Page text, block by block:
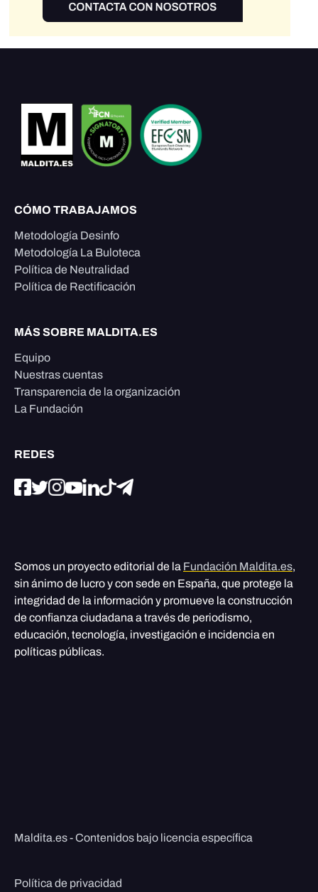
CÓMO TRABAJAMOS
Metodología Desinfo
Metodología La Buloteca
Política de Neutralidad
Política de Rectificación
MÁS SOBRE MALDITA.ES
Equipo
Nuestras cuentas
Transparencia de la organización
La Fundación
REDES
Somos un proyecto editorial de la Fundación Maldita.es,
sin ánimo de lucro y con sede en España, que protege la
integridad de la información y promueve la construcción
de confianza ciudadana a través de periodismo,
educación, tecnología, investigación e incidencia en
políticas públicas.
Maldita.es - Contenidos bajo licencia específica
Política de privacidad